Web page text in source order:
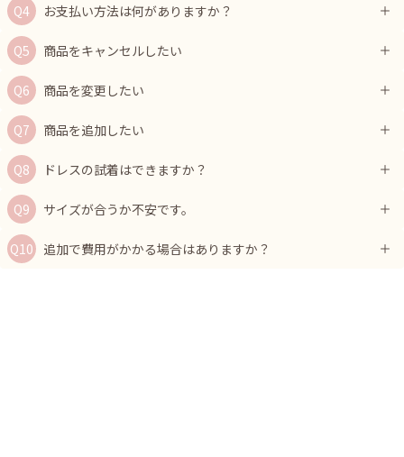
お支払い方法は何がありますか？
商品をキャンセルしたい
商品を変更したい
商品を追加したい
ドレスの試着はできますか？
サイズが合うか不安です。
追加で費用がかかる場合はありますか？